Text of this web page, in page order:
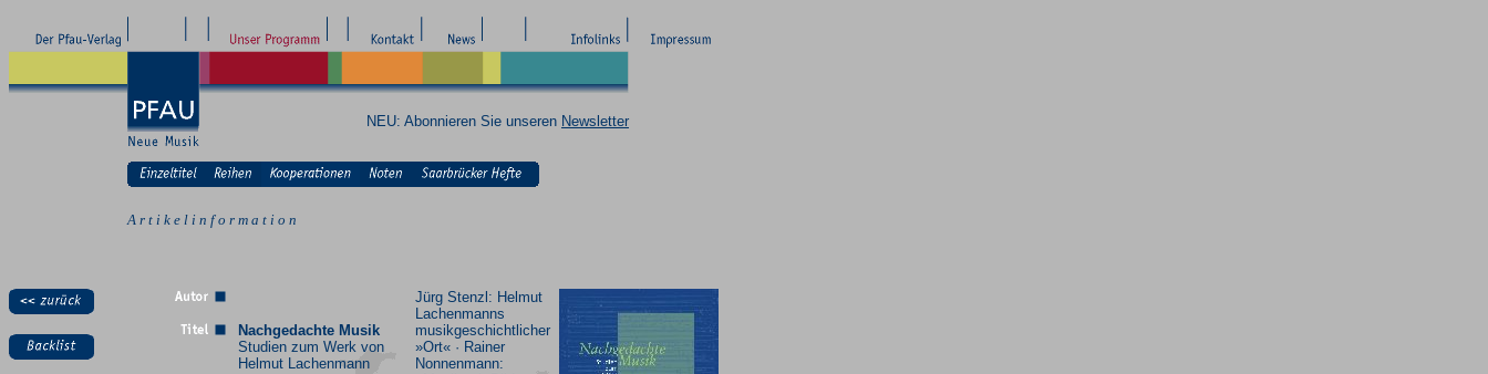
NEU: Abonnieren Sie unseren Newsletter
A r t i k e l i n f o r m a t i o n
Nachgedachte Musik
Studien zum Werk von
Helmut Lachenmann
Jürg Stenzl: Helmut
Lachenmanns
musikgeschichtlicher
»Ort« · Rainer
Nonnenmann: